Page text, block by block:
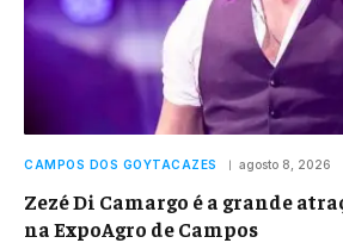
CAMPOS DOS GOYTACAZES agosto 8, 2026
Zezé Di Camargo é a grande
na ExpoAgro de Campos